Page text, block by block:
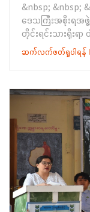
မှ ဦးစီးအရာရှိ၊ ဦး
များကိုလည်းကောင်
စကားပြောပြိုင်ပွဲ
အသီးသီးရှင်းလင်း ပြ
ပြုဆု လက်‌ဆောင်မျာ
အခမ်းအနားသို့ ဌာ
ဒိုင်လူကြီးများ၊ ဆ
ကျောင်းသား/သူမျ
ကြောင်း သတင်းရ
&nbsp; &nbsp;
ဒေသကြီးအစိုးရအ
တိုင်းရင်းသားရိုးရ
စက်တင်ဘာလ ၁ ရက်
ကျင်းပပြုလုပ်ခဲ့ပါ
ဦးမျိုးဆွေဝင်းနှင့်ဇနီ
ဆိုင်ရာများ၊ တိုင်း
တိုင်းရင်းသားဧည့်
&nbsp;ရှေးဦးစွာ
တိုင်းရင်းသားရေး
တိုင်းရင်းသားရိုးရ
ဖားစည်(၉)ချက်တီ
ဆက်လက်ပြီး ဝန်က
ဆင်းသက်လာတဲ့ ယုံက
ခြင်း၊ စားနပ်ရိက္ခ
ဆက်လက်ဖတ်ရှုပါရန်